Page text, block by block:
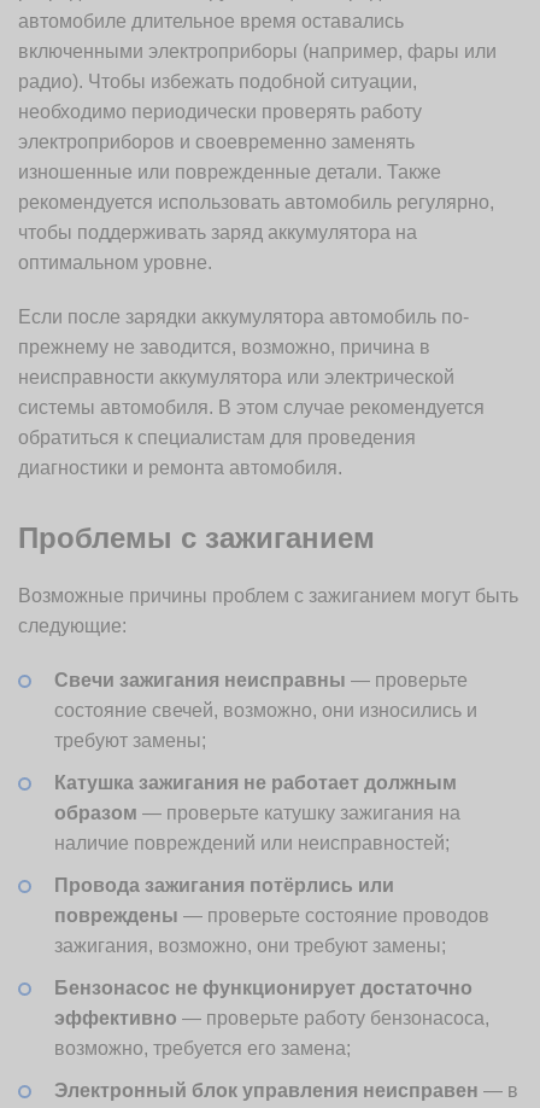
автомобиле длительное время оставались
включенными электроприборы (например, фары или
радио). Чтобы избежать подобной ситуации,
необходимо периодически проверять работу
электроприборов и своевременно заменять
изношенные или поврежденные детали. Также
рекомендуется использовать автомобиль регулярно,
чтобы поддерживать заряд аккумулятора на
оптимальном уровне.
Если после зарядки аккумулятора автомобиль по-
прежнему не заводится, возможно, причина в
неисправности аккумулятора или электрической
системы автомобиля. В этом случае рекомендуется
обратиться к специалистам для проведения
диагностики и ремонта автомобиля.
Проблемы с зажиганием
Возможные причины проблем с зажиганием могут быть
следующие:
Свечи зажигания неисправны — проверьте
состояние свечей, возможно, они износились и
требуют замены;
Катушка зажигания не работает должным
образом — проверьте катушку зажигания на
наличие повреждений или неисправностей;
Провода зажигания потёрлись или
повреждены — проверьте состояние проводов
зажигания, возможно, они требуют замены;
Бензонасос не функционирует достаточно
эффективно — проверьте работу бензонасоса,
возможно, требуется его замена;
Электронный блок управления неисправен — в